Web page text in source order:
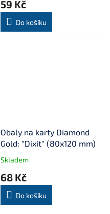
59 Kč
Do košíku
Obaly na karty Diamond
Gold: "Dixit" (80x120 mm)
Skladem
68 Kč
Do košíku